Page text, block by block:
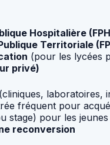
Hospitalière
Territoriale
(pour les lycées
privé)
(cliniques, laboratoires,
fréquent pour
stage) pour les
reconversion